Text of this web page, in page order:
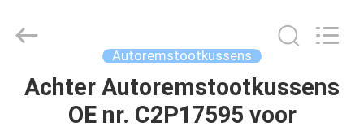
HUIS
Limited.
Autoremstootkussens
Achter Autoremstootkussens
OE nr. C2P17595 voor